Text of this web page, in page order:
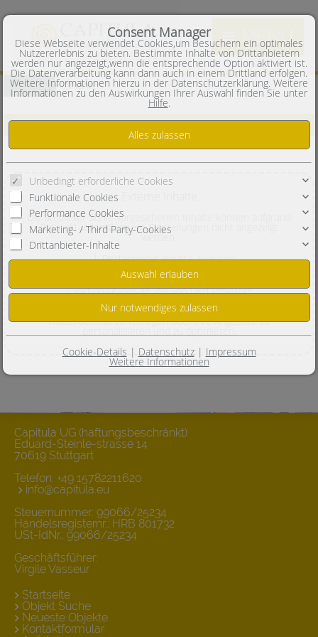
MENÜ
Kontakt Anfahrt
Anfahrt
Die an dieser Stelle vorgesehenen Inhalte können aufgrund
Ihrer aktuellen Consent-Einstellungen nicht angezeigt
werden.
Drittanbieter-Inhalte zulassen
Diese Webseite bietet möglicherweise Inhalte oder
Funktionalitäten an, die von Drittanbietern
eigenverantwortlich zur Verfügung gestellt werden. Diese
Drittanbieter können eigene Cookies setzen, z.B. um die
Nutzeraktivität zu verfolgen oder ihre Angebote zu
Capitula UG (haftungsbeschränkt)
Eduard-Steinle-strasse 14
70619 Stuttgart
Telefon: +49 15782211620
info@capitula.eu
Steuernummer: 99066/25234
Handelsregisternr.: HRB 801732
USt-IdNr.: 99066/25234
Geschäftsführer:
Virgile Vasseur
Startseite
Objekt Suche
Neueste Objekte
Kontaktformular
Consent Manager
Diese Webseite verwendet Cookies,um Besuchern ein optimales
Nutzererlebnis zu bieten. Bestimmte Inhalte von Drittanbietern
werden nur angezeigt,wenn die entsprechende Option aktiviert ist.
Die Datenverarbeitung kann dann auch in einem Drittland erfolgen.
Weitere Informationen hierzu in der Datenschutzerklärung. Weitere
Informationen zu den Auswirkungen Ihrer Auswahl finden Sie unter
Hilfe.
Unbedingt erforderliche Cookies
Funktionale Cookies
Performance Cookies
Marketing- / Third Party-Cookies
Drittanbieter-Inhalte
Cookie-Details | Datenschutz| Impressum
Weitere Informationen